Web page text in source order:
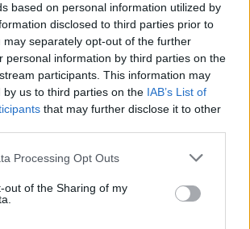
based on personal information utilized by
disclosed to third parties prior to
may separately opt-out of the further
personal information by third parties on the
participants. This information may
by us to third parties on the IAB’s List of
that may further disclose it to other
website/app uses one or more Google
visit or usage behaviour. You may click to
to Google and its third-party tags to
below specified purposes in below Google
Processing Opt Outs
out of the Sharing of my